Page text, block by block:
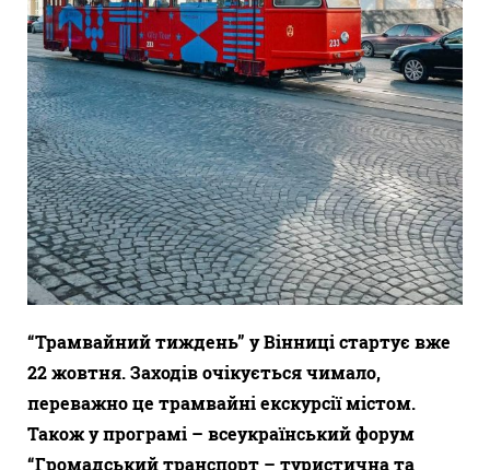
“Трамвайний тиждень” у Вінниці стартує вже
22 жовтня. Заходів очікується чимало,
переважно це трамвайні екскурсії містом.
Також у програмі – всеукраїнський форум
“Громадський транспорт – туристична та